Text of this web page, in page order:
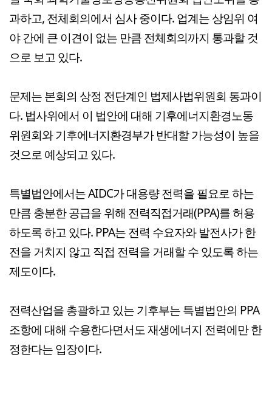
과하고, 전체회의에서 심사 중이다. 업계는 상임위 여
야 간에 큰 이견이 없는 만큼 전체회의까지 통과할 것
으로 보고 있다.
문제는 본회의 상정 전단계인 법제사법위원회 통과이
다. 법사위에서 이 법안에 대해 기후에너지환경노동
위원회와 기후에너지환경부가 반대할 가능성이 높을
것으로 예상되고 있다.
특별법안에서는 AIDC가 대용량 전력을 필요로 하는
만큼 충분한 공급을 위해 전력직접거래(PPA)를 허용
하도록 하고 있다. PPA는 전력 수요자와 발전사가 한
전을 거치지 않고 직접 전력을 거래할 수 있도록 하는
제도이다.
전력산업을 총괄하고 있는 기후부는 특별법안의 PPA
조항에 대해 수용한다면서도 재생에너지 전력에만 한
정한다는 입장이다.